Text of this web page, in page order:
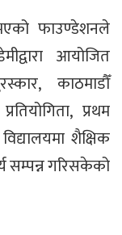
फाउण्डेशनले
आयोजित
काठमाडौँ
प्रथम
विद्यालयमा शैक्षिक
सम्पन्न गरिसकेको